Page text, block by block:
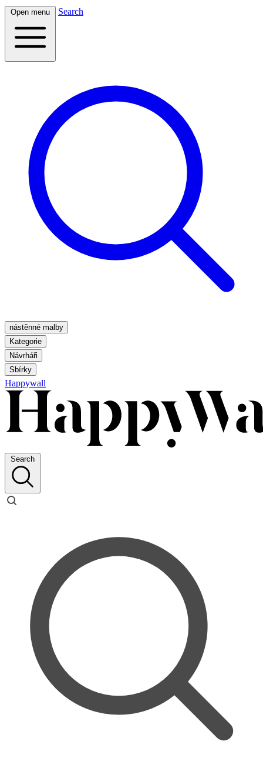
Open menu Search
nástěnné malby
Kategorie
Návrháři
Sbírky
Happywall
Search